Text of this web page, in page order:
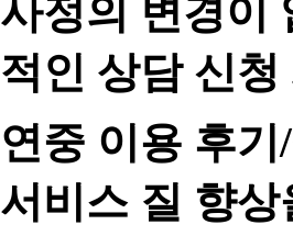
사정의 변경이
적인 상담 신청
연중 이용 후
서비스 질 향